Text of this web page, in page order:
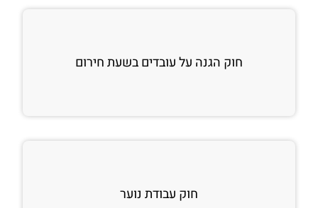
חוק הגנה על עובדים בשעת חירום
חוק עבודת נוער